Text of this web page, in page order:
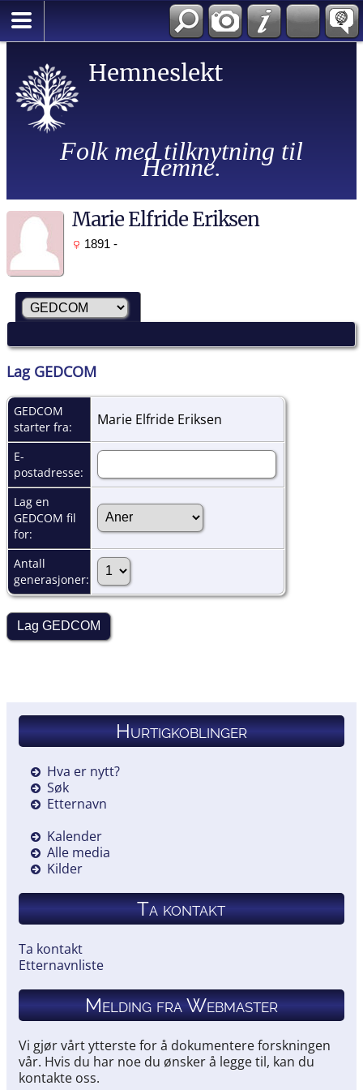
Hemneslekt
Folk med tilknytning til
Hemne.
Marie Elfride Eriksen
1891 -
Lag GEDCOM
GEDCOM
starter fra:
Marie Elfride Eriksen
E-
postadresse:
Lag en
GEDCOM fil
for:
Antall
generasjoner:
Hurtigkoblinger
Hva er nytt?
Søk
Etternavn
Kalender
Alle media
Kilder
Ta kontakt
Ta kontakt
Etternavnliste
Melding fra Webmaster
Vi gjør vårt ytterste for å dokumentere forskningen
vår. Hvis du har noe du ønsker å legge til, kan du
kontakte oss.